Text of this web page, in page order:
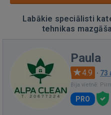
Labākie speciālisti
tehnikas
Paula
4.9 · 73
Bija vietnē:
PRO